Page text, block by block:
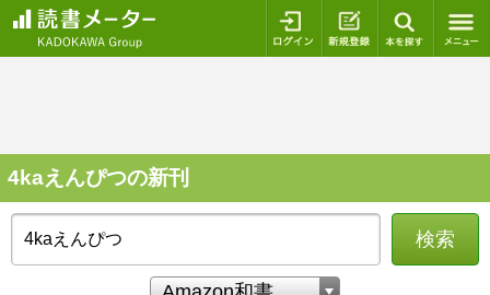
ログイン 新規登録
4kaえんぴつの新刊
検索